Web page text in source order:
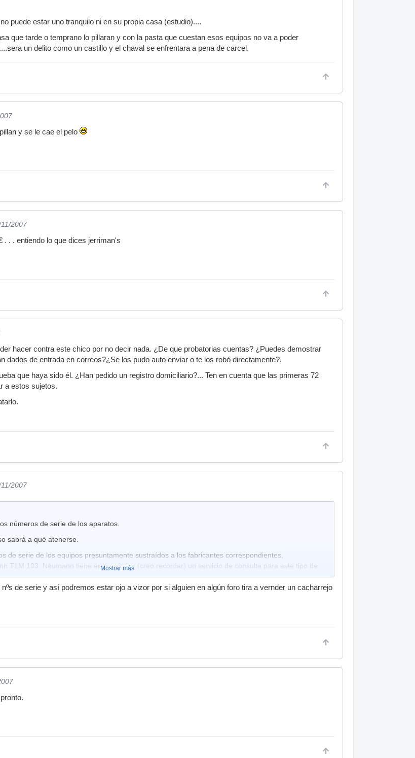
puede estar uno tranquilo ni en su propia casa (estudio)....
que tarde o temprano lo pillaran y con la pasta que cuestan esos equipos no va a poder
un delito como un castillo y el chaval se enfrentara a pena de carcel.
y se le cae el pelo
2007
. . . entiendo lo que dices jerriman's
hacer contra este chico por no decir nada. ¿De que probatorias cuentas? ¿Puedes demostrar
dados de entrada en correos?¿Se los pudo auto enviar o te los robó directamente?.
que haya sido él. ¿Han pedido un registro domiciliario?... Ten en cuenta que las primeras 72
a estos sujetos.
2007
números de serie de los aparatos.
sabrá a qué atenerse.
de serie de los equipos presuntamente sustraídos a los fabricantes correspondientes,
TLM 103. Neumann tiene en su página (creo recordar) un servicio de consulta para este tipo de
Mostrar más
de serie y así podremos estar ojo a vizor por si alguien en algún foro tira a vernder un cacharrejo